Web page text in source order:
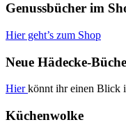
Genussbücher im
Hier geht’s zum Shop
Neue Hädecke-
Hierkönnt ihr einen Blick
Küchenwolke